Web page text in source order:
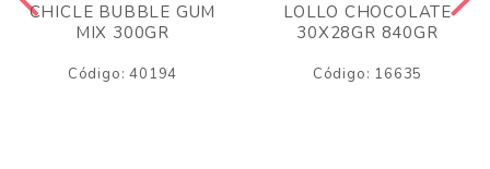
CHICLE BUBBLE GUM
MIX 300GR
Código: 40194
LOLLO CHOCOLATE
30X28GR 840GR
Código: 16635